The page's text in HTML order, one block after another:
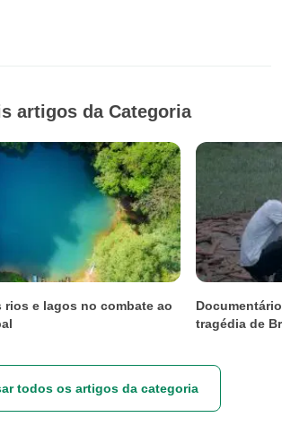
artigos da Categoria
rios e lagos no combate ao
tragédia de
todos os artigos da categoria